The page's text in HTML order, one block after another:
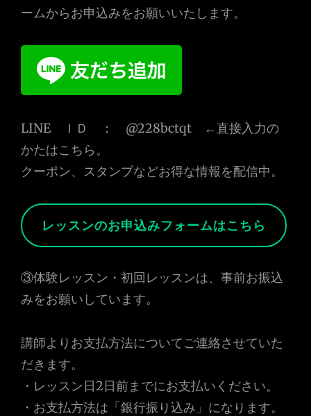
ームからお申込みをお願いいたします。
LINE ＩＤ ： @228bctqt ←直接入力の
かたはこちら。
クーポン、スタンプなどお得な情報を配信中。
レッスンのお申込みフォームはこちら
③体験レッスン・初回レッスンは、事前お振込
みをお願いしています。
講師よりお支払方法についてご連絡させていた
だきます。
・レッスン日2日前までにお支払いください。
・お支払方法は「銀行振り込み」になります。